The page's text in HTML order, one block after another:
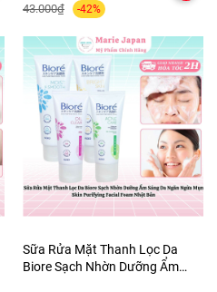
43.000₫ -42%
Sữa Rửa Mặt Thanh Lọc Da
Biore Sạch Nhờn Dưỡng Ẩm